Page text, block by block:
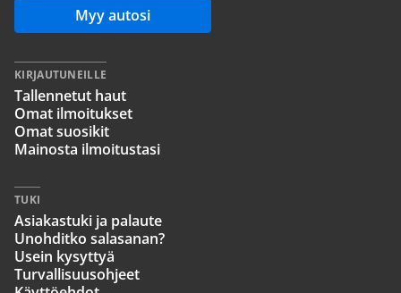
Myy autosi
KIRJAUTUNEILLE
Tallennetut haut
Omat ilmoitukset
Omat suosikit
Mainosta ilmoitustasi
TUKI
Asiakastuki ja palaute
Unohditko salasanan?
Usein kysyttyä
Turvallisuusohjeet